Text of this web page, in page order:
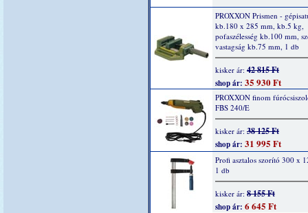
PROXXON Prismen -
kb.180 x 285 mm, kb.5 kg,
pofaszélesség kb.100 mm,
vastagság kb.75 mm, 1 db
kisker ár: 42 815 Ft
shop ár: 35 930 Ft
PROXXON finom
FBS 240/E
kisker ár: 38 125 Ft
shop ár: 31 995 Ft
Profi asztalos szorító 300 x
1 db
kisker ár: 8 155 Ft
shop ár: 6 645 Ft